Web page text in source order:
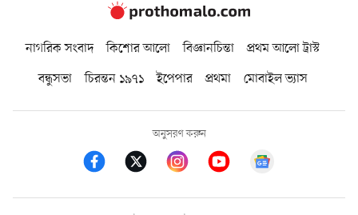
নাগরিক সংবাদ কিশোর আলো বিজ্ঞানচিন্তা
প্রথম আলো ট্রাস্ট
বন্ধুসভা
চিরন্তন ১৯৭১ ইপেপার প্রথমা মোবাইল ভ্যাস
অনুসরণ করুন